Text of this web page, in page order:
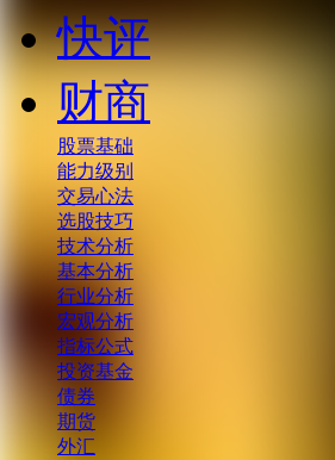
快评
财商
股票基础
能力级别
交易心法
选股技巧
技术分析
基本分析
行业分析
宏观分析
指标公式
投资基金
债券
期货
外汇